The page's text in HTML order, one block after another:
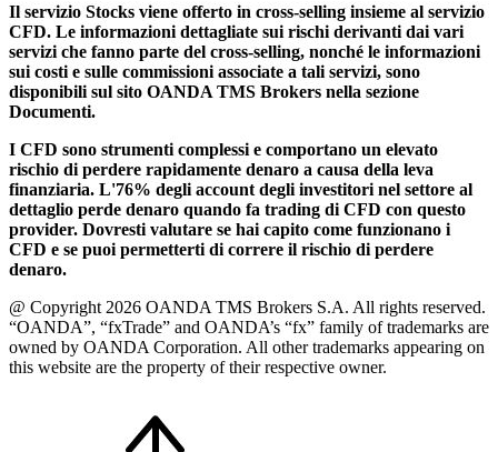
Il servizio Stocks viene offerto in cross-selling insieme al servizio
CFD. Le informazioni dettagliate sui rischi derivanti dai vari
servizi che fanno parte del cross-selling, nonché le informazioni
sui costi e sulle commissioni associate a tali servizi, sono
disponibili sul sito OANDA TMS Brokers nella sezione
Documenti.
I CFD sono strumenti complessi e comportano un elevato
rischio di perdere rapidamente denaro a causa della leva
finanziaria. L'76% degli account degli investitori nel settore al
dettaglio perde denaro quando fa trading di CFD con questo
provider. Dovresti valutare se hai capito come funzionano i
CFD e se puoi permetterti di correre il rischio di perdere
denaro.
@ Copyright 2026 OANDA TMS Brokers S.A. All rights reserved.
“OANDA”, “fxTrade” and OANDA’s “fx” family of trademarks are
owned by OANDA Corporation. All other trademarks appearing on
this website are the property of their respective owner.